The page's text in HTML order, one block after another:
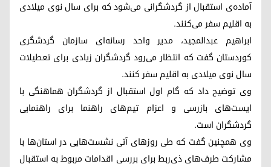
آماده‌ی استقبال از گردشگرانی می‌شود که برای سال نوی میلادی
به اقلیم سفر می‌کنند.
ابراهیم عبدالمجید، مدیر واحد رسانه‌ای سازمان گردشگری
کوردستان گفت که انتظار می‌رود گردشگران زیادی برای تعطیلات
سال نوی میلادی به اقلیم سفر کنند.
وی توضیح داد که گام اول استقبال از گردشگران هماهنگی با
ایست‌های بازرسی و اعزام تیم‌های راهنما برای راهنمایی
گردشگران است.
وی همچنین گفت که طی روزهای آتی نشست‌هایی در استان‌ها با
مشارکت طرف‌های ذی‌ربط برای بررسی اقدامات مربوط به استقبال